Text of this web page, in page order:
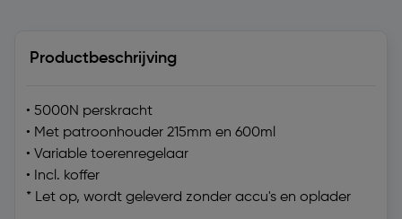
Productbeschrijving
• 5000N perskracht
• Met patroonhouder 215mm en 600ml
• Variable toerenregelaar
• Incl. koffer
* Let op, wordt geleverd zonder accu's en oplader